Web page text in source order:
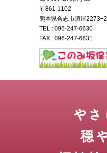
〒861-1102
熊本県合志市須屋2273−2
TEL : 096-247-6630
FAX : 096-247-6631